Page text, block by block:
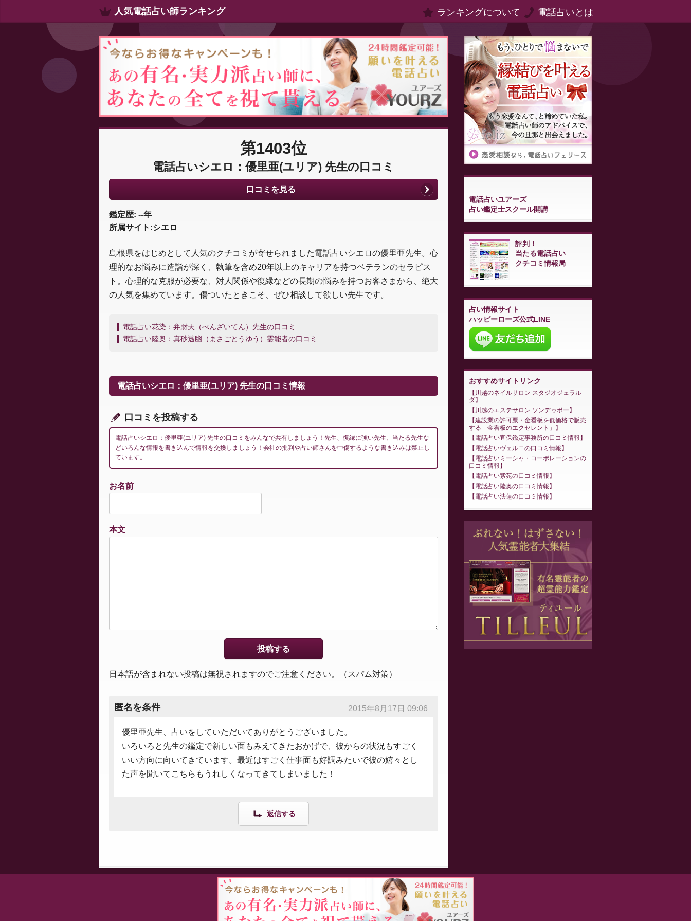
人気電話占い師ランキング ランキングについて 電話占いとは
第1403位
電話占いシエロ：優里亜(ユリア) 先生の口コミ
口コミを見る
鑑定歴: --年
所属サイト:シエロ
島根県をはじめとして人気のクチコミが寄せられました電話占いシエロの優里亜先生。心
理的なお悩みに造詣が深く、執筆を含め20年以上のキャリアを持つベテランのセラピス
ト。心理的な克服が必要な、対人関係や復縁などの長期の悩みを持つお客さまから、絶大
の人気を集めています。傷ついたときこそ、ぜひ相談して欲しい先生です。
投
稿
ー
シ
ン
電話占い花染：弁財天（べんざいてん）先生の口コミ
電話占い陸奥：真砂透幽（まさごとうゆう）霊能者の口コミ
電話占いシエロ：優里亜(ユリア) 先生の口コミ情報
口コミを投稿する
電話占いシエロ：優里亜(ユリア) 先生の口コミをみんなで共有しましょう！先生、復縁に強い先生、当たる先生な
どいろんな情報を書き込んで情報を交換しましょう！会社の批判や占い師さんを中傷するような書き込みは禁止し
ています。
お名前
本文
日本語が含まれない投稿は無視されますのでご注意ください。（スパム対策）
匿名を条件 2015年8月17日 09:06
優里亜先生、占いをしていただいてありがとうございました。
いろいろと先生の鑑定で新しい面もみえてきたおかげで、彼からの状況もすごく
いい方向に向いてきています。最近はすごく仕事面も好調みたいで彼の嬉々とし
た声を聞いてこちらもうれしくなってきてしまいました！
返信する
電話占いユアーズ
占い鑑定士スクール開講
評判！
当たる電話占い
クチコミ情報局
占い情報サイト
ハッピーローズ公式LINE
おすすめサイトリンク
川越のネイルサロン スタジオジェラル
ダ
川越のエステサロン ソンデゥボー
建設業の許可票・金看板を低価格で販売
する「金看板のエクセレント」
電話占い宜保鑑定事務所の口コミ情報
電話占いヴェルニの口コミ情報
電話占いミーシャ・コーポレーションの
口コミ情報
電話占い紫苑の口コミ情報
電話占い陸奥の口コミ情報
電話占い法蓮の口コミ情報